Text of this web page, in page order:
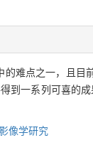
的难点之一，且目
到一系列可喜的
影像学研究